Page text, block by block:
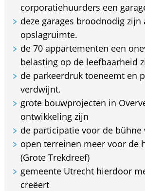
corporatiehuurders een
deze garages broodnodig zijn
opslagruimte.
de 70 appartementen een
belasting op de leefbaarheid
de parkeerdruk toeneemt en
verdwijnt.
grote bouwprojecten in
ontwikkeling zijn
de participatie voor de bühne
open terreinen meer voor de
(Grote Trekdreef)
gemeente Utrecht hierdoor
creëert